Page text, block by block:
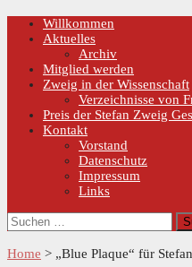
Skip
Primary
Menu
Willkommen
Aktuelles
Archiv
Mitglied werden
Zweig in der Wissenschaft
Verzeichnisse von
Preis der Stefan Zweig
Kontakt
Vorstand
Datenschutz
Impressum
Links
Suchen
nach:
Home > „Blue Plaque“ für